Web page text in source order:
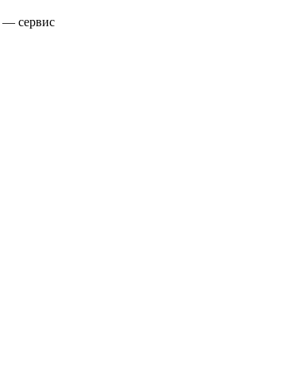
— сервис